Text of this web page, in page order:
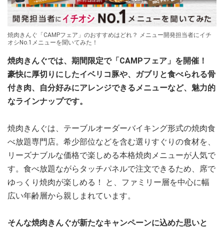
焼肉きんぐ「CAMPフェア」のおすすめはどれ？ メニュー開発担当者にイチ
オシNo.1メニューを聞いてみた！
焼肉きんぐでは、期間限定で「CAMPフェア」を開催！
豪快に厚切りにしたイベリコ豚や、ガブリと食べられる骨
付き肉、自分好みにアレンジできるメニューなど、魅力的
なラインナップです。
焼肉きんぐは、テーブルオーダーバイキング形式の焼肉食
べ放題専門店。希少部位などを含む選りすぐりの食材を、
リーズナブルな価格で楽しめる本格焼肉メニューが人気で
す。食べ放題ながらタッチパネルで注文できるため、席で
ゆっくり焼肉が楽しめる！ と、ファミリー層を中心に幅
広い年齢層から親しまれています。
そんな焼肉きんぐが新たなキャンペーンに込めた思いと